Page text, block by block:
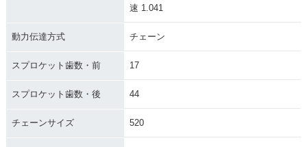
速 1.041
動力伝達方式 チェーン
スプロケット歯数・前 17
スプロケット歯数・後 44
チェーンサイズ 520